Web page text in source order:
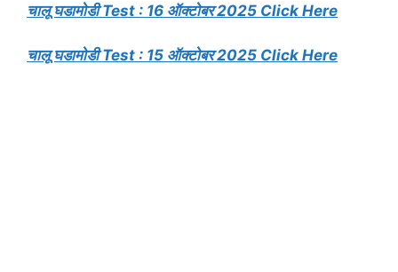
चालू घडामोडी Test : 16 ऑक्टोबर 2025 Click Here
चालू घडामोडी Test : 15 ऑक्टोबर 2025 Click Here